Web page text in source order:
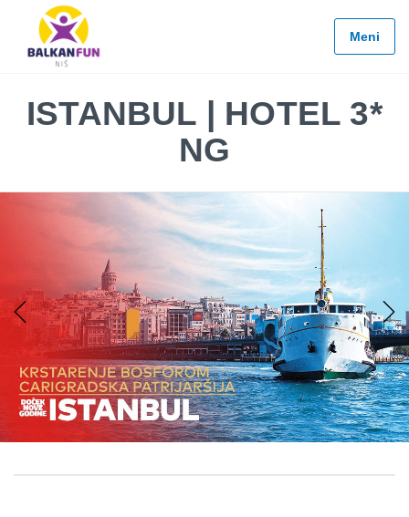
Travel
2026
DESTINACIJE
KONTAKTIRAJTE
INFO
Meni
ISTANBUL | HOTEL 3*
NG
Previous Next